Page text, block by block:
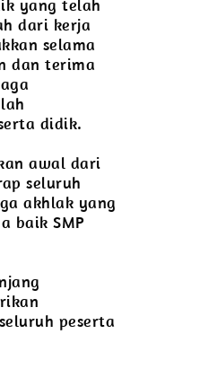
yang telah
dari kerja
selama
dan terima
didik.
awal dari
seluruh
akhlak yang
baik SMP
peserta